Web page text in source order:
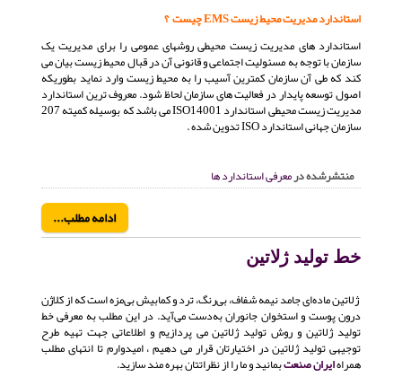
استاندارد مدیریت محیط زیستEMSچیست ؟
استاندارد های مدیریت زیست محیطی روشهای عمومی را برای مدیریت یک
سازمان با توجه به مسئولیت اجتماعی و قانونی آن در قبال محیط زیست بیان می
کند که طی آن سازمان کمترین آسیب را به محیط زیست وارد نماید بطوریکه
اصول توسعه پایدار در فعالیت های سازمان لحاظ شود. معروف ترین استاندارد
مدیریت زیست محیطی استاندارد ISO14001 می باشد که بوسیله کمیته 207
سازمان جهانی استاندارد ISO تدوین شده .
منتشرشده درمعرفی استاندارد ها
ادامه مطلب...
خط تولید ژلاتین
ژلاتین ماده‌ای جامد نیمه شفاف، بی‌رنگ، ترد و کمابیش بی‌مزه است که از کلاژن
درون پوست و استخوان جانوران به‌دست می‌آید. در این مطلب به معرفی خط
تولید ژلاتین و روش تولید ژلاتین می پردازیم و اطلاعاتی جهت تهیه طرح
توجیهی تولید ژلاتین در اختیارتان قرار می دهیم ، امیدوارم تا انتهای مطلب
همراهایران صنعتبمانید و ما را از نظراتتان بهره مند سازید.